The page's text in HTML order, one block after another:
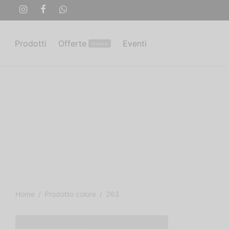
Prodotti Offerte Eventi
Home / Prodotto colore / 263